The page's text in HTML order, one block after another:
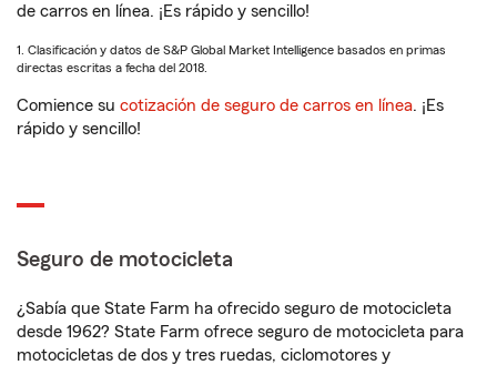
de carros en línea. ¡Es rápido y sencillo!
1. Clasificación y datos de S&P Global Market Intelligence basados en primas
directas escritas a fecha del 2018.
Comience su cotización de seguro de carros en línea. ¡Es
rápido y sencillo!
Seguro de motocicleta
¿Sabía que State Farm ha ofrecido seguro de motocicleta
desde 1962? State Farm ofrece seguro de motocicleta para
motocicletas de dos y tres ruedas, ciclomotores y